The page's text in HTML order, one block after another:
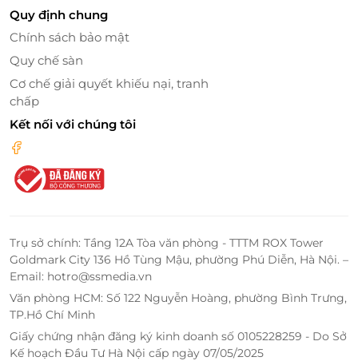
Bên cạnh đó, hoạt động chèo thuyền trên hồ, cắm
trại tại rừng thông... cũng rất thú vị, dành cho các
nhóm bạn trẻ vô cùng hấp dẫn. Nhà hàng tại Medi
Thiên Sơn mang đến cho du khách các món ăn
thơm ngon, mang nét đặc trưng riêng của núi rừng:
Bánh tẻ, cơm Lam xứ Mường, cá sông Đà, lợn Mán,
Quy định chung
Chính sách bảo mật
Quy chế sàn
Cơ chế giải quyết khiếu nại, tranh
chấp
Kết nối với chúng tôi
Trụ sở chính: Tầng 12A Tòa văn phòng - TTTM ROX Tower
Goldmark City 136 Hồ Tùng Mậu, phường Phú Diễn, Hà Nội. –
Email: hotro@ssmedia.vn
Văn phòng HCM: Số 122 Nguyễn Hoàng, phường Bình Trưng,
TP.Hồ Chí Minh
Giấy chứng nhận đăng ký kinh doanh số 0105228259 - Do Sở
Kế hoạch Đầu Tư Hà Nội cấp ngày 07/05/2025